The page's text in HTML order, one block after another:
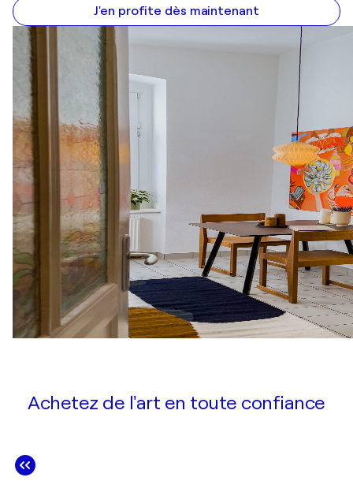
J'en profite dès maintenant
Achetez de l'art en toute confiance